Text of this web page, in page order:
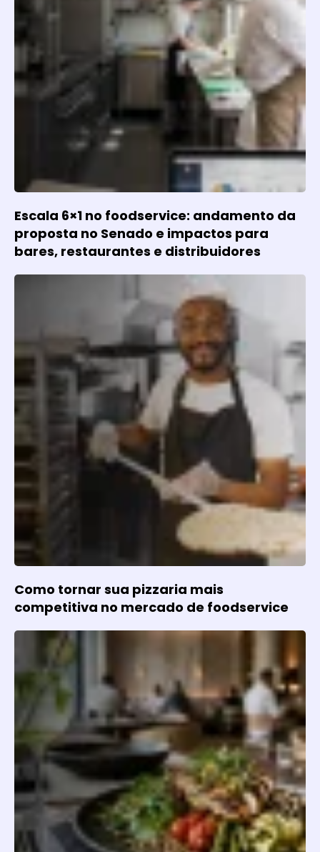
Escala 6×1 no foodservice: andamento da
proposta no Senado e impactos para
bares, restaurantes e distribuidores
Como tornar sua pizzaria mais
competitiva no mercado de foodservice